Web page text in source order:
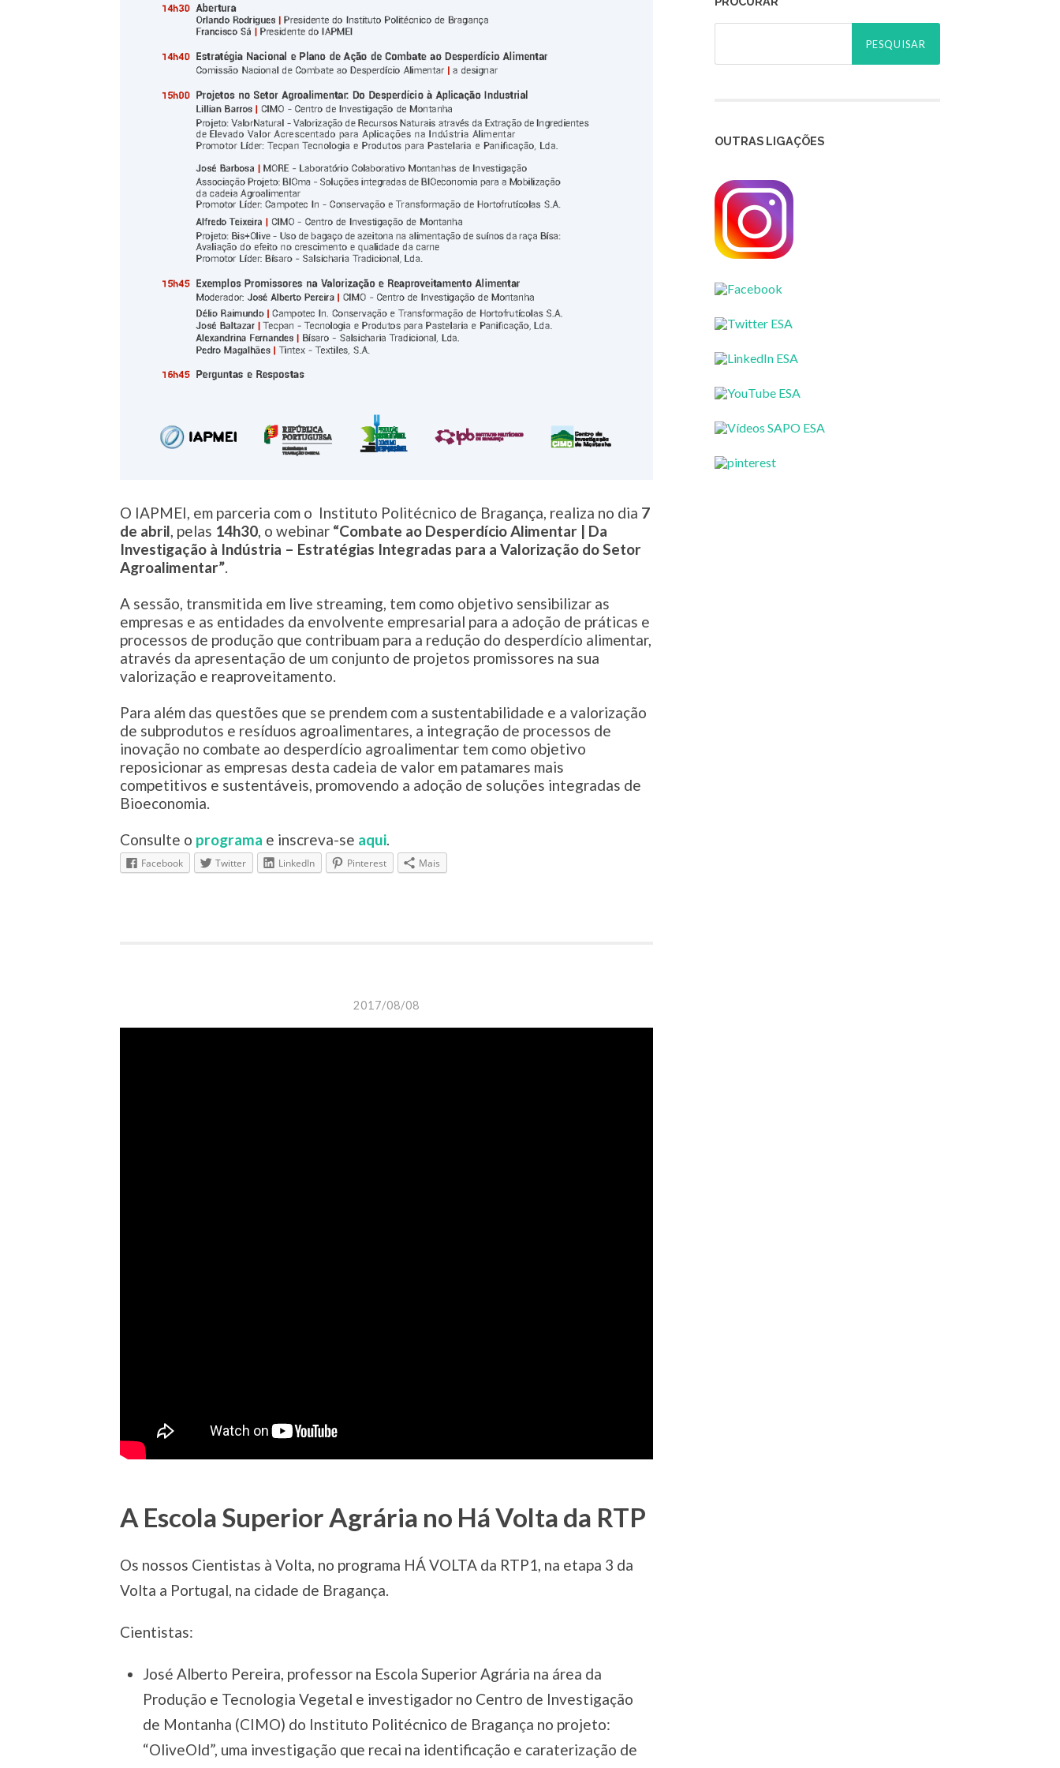
O IAPMEI, em parceria com o Instituto Politécnico de Bragança, realiza no dia 7
de abril, pelas 14h30, o webinar “Combate ao Desperdício Alimentar | Da
Investigação à Indústria – Estratégias Integradas para a Valorização do Setor
Agroalimentar”.
A sessão, transmitida em live streaming, tem como objetivo sensibilizar as
empresas e as entidades da envolvente empresarial para a adoção de práticas e
processos de produção que contribuam para a redução do desperdício alimentar,
através da apresentação de um conjunto de projetos promissores na sua
valorização e reaproveitamento.
Para além das questões que se prendem com a sustentabilidade e a valorização
de subprodutos e resíduos agroalimentares, a integração de processos de
inovação no combate ao desperdício agroalimentar tem como objetivo
reposicionar as empresas desta cadeia de valor em patamares mais
competitivos e sustentáveis, promovendo a adoção de soluções integradas de
Bioeconomia.
Consulte o programa e inscreva-se aqui.
Facebook Twitter LinkedIn Pinterest Mais
2017/08/08
A Escola Superior Agrária no Há Volta da RTP
Os nossos Cientistas à Volta, no programa HÁ VOLTA da RTP1, na etapa 3 da
Volta a Portugal, na cidade de Bragança.
Cientistas:
José Alberto Pereira, professor na Escola Superior Agrária na área da
Produção e Tecnologia Vegetal e investigador no Centro de Investigação
de Montanha (CIMO) do Instituto Politécnico de Bragança no projeto:
“OliveOld”, uma investigação que recai na identificação e caraterização de
Pesquisar
OUTRAS LIGAÇÕES